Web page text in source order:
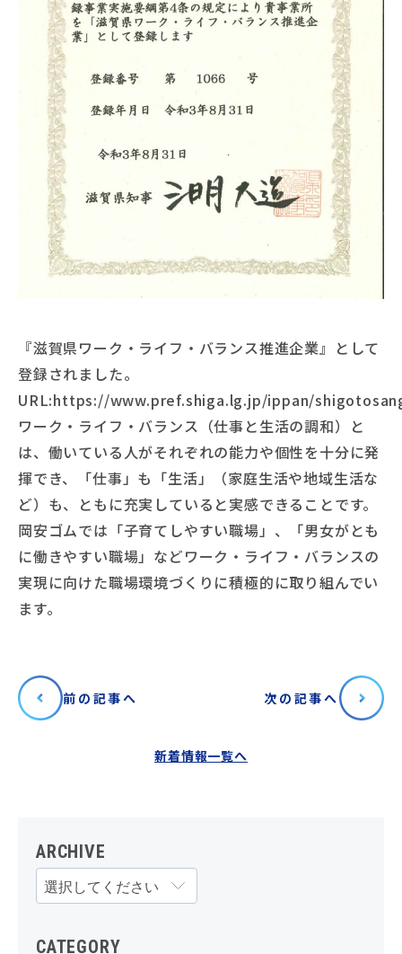
『滋賀県ワーク・ライフ・バランス推進企業』として
登録されました。
URL:https://www.pref.shiga.lg.jp/ippan/
ワーク・ライフ・バランス（仕事と生活の調和）と
は、働いている人がそれぞれの能力や個性を十分に発
揮でき、「仕事」も「生活」（家庭生活や地域生活な
ど）も、ともに充実していると実感できることです。
岡安ゴムでは「子育てしやすい職場」、「男女がとも
に働きやすい職場」などワーク・ライフ・バランスの
実現に向けた職場環境づくりに積極的に取り組んでい
ます。
前の記事へ 次の記事へ
新着情報一覧へ
ARCHIVE
CATEGORY